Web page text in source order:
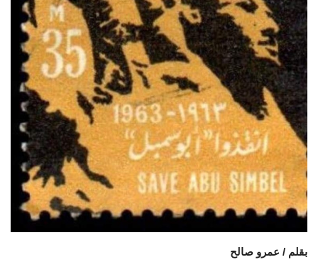
مرجعياتنا
المواطن العالمي
الرواد
فرص
وثائق
الفيديوهات
بقلم / عمرو صالح